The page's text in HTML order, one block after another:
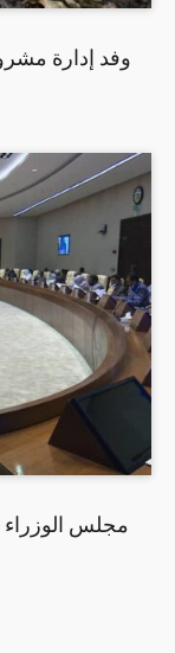
وفد إدارة
مجلس الوزراء